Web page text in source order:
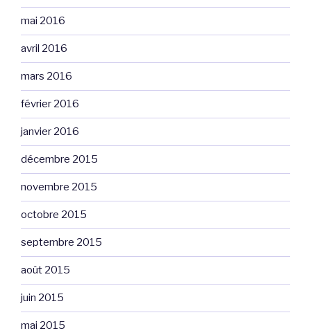
mai 2016
avril 2016
mars 2016
février 2016
janvier 2016
décembre 2015
novembre 2015
octobre 2015
septembre 2015
août 2015
juin 2015
mai 2015